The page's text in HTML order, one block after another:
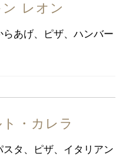
レオン
らあげ、ピザ、ハンバー
ト・カレラ
スタ、ピザ、イタリアン